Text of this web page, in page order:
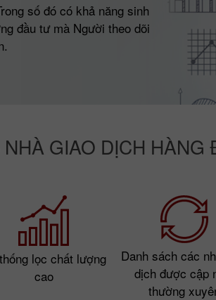
số đó có khả năng sinh
đầu tư mà Người theo dõi
GIAO DỊCH HÀNG
lọc chất lượng
cao
Danh sách các
dịch được cập
thường